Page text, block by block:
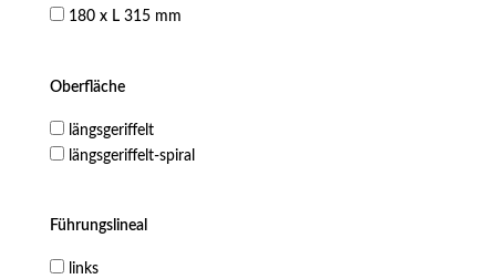
180 x L 315 mm
Oberfläche
längsgeriffelt
längsgeriffelt-spiral
Führungslineal
links